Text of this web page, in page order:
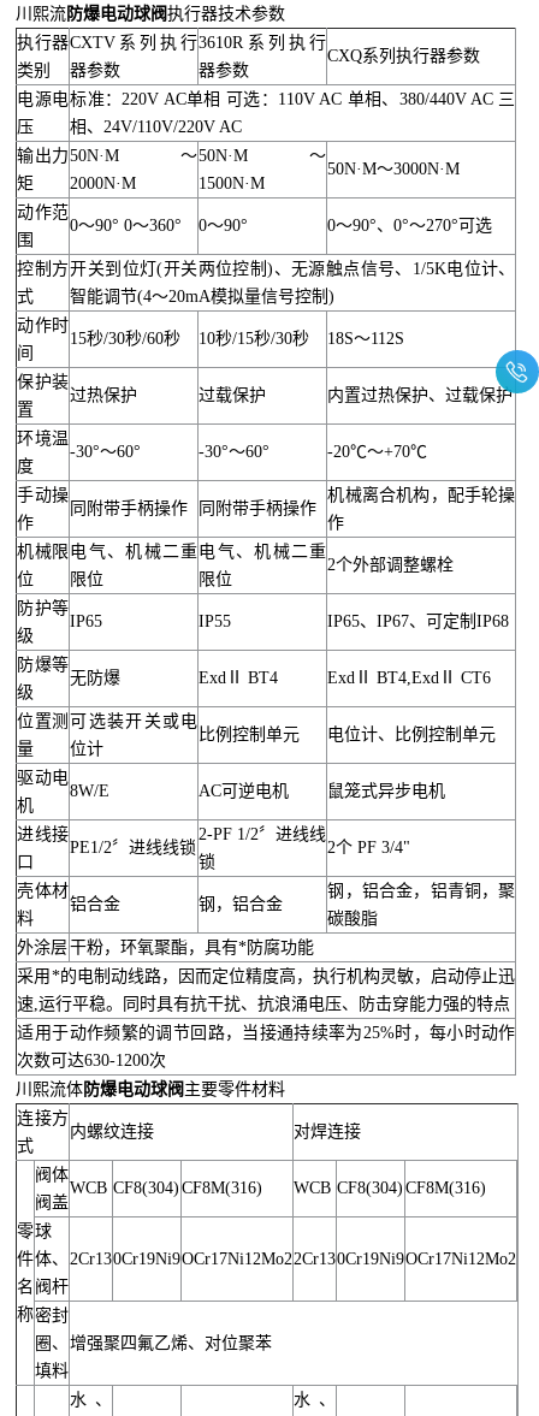
川熙流防爆电动球阀执行器技术参数
执行器
类别
CXTV系列执行
器参数
3610R系列执行
器参数
CXQ系列执行器参数
电源电
压
标准：220V AC单相 可选：110V AC 单相、380/440V AC 三
相、24V/110V/220V AC
输出力
矩
50N·M～
2000N·M
50N·M～
1500N·M
50N·M～3000N·M
动作范
围
0～90° 0～360° 0～90° 0～90°、0°～270°可选
控制方
式
开关到位灯(开关两位控制)、无源触点信号、1/5K电位计、
智能调节(4～20mA模拟量信号控制)
动作时
间
15秒/30秒/60秒 10秒/15秒/30秒 18S～112S
保护装
置
过热保护 过载保护 内置过热保护、过载保护
环境温
度
-30°～60° -30°～60° -20℃～+70℃
手动操
作
同附带手柄操作 同附带手柄操作
机械离合机构，配手轮操
作
机械限
位
电气、机械二重
限位
电气、机械二重
限位
2个外部调整螺栓
防护等
级
IP65 IP55 IP65、IP67、可定制IP68
防爆等
级
无防爆 ExdⅡ BT4 ExdⅡ BT4,ExdⅡ CT6
位置测
量
可选装开关或电
位计
比例控制单元 电位计、比例控制单元
驱动电
机
8W/E AC可逆电机 鼠笼式异步电机
进线接
口
PE1/2〞进线线锁
2-PF 1/2〞进线线
锁
2个 PF 3/4"
壳体材
料
铝合金 钢，铝合金
钢，铝合金，铝青铜，聚
碳酸脂
外涂层干粉，环氧聚酯，具有*防腐功能
采用*的电制动线路，因而定位精度高，执行机构灵敏，启动停止迅
速,运行平稳。同时具有抗干扰、抗浪涌电压、防击穿能力强的特点
适用于动作频繁的调节回路，当接通持续率为25%时，每小时动作
次数可达630-1200次
川熙流体防爆电动球阀 主要零件材料
连接方
式
内螺纹连接 对焊连接
零
件
名
称
阀体
阀盖
WCB CF8(304) CF8M(316) WCB CF8(304) CF8M(316)
球
体、
阀杆
2Cr130Cr19Ni9OCr17Ni12Mo2 2Cr130Cr19Ni9OCr17Ni12Mo2
密封
圈、
填料
增强聚四氟乙烯、对位聚苯
水、
水、